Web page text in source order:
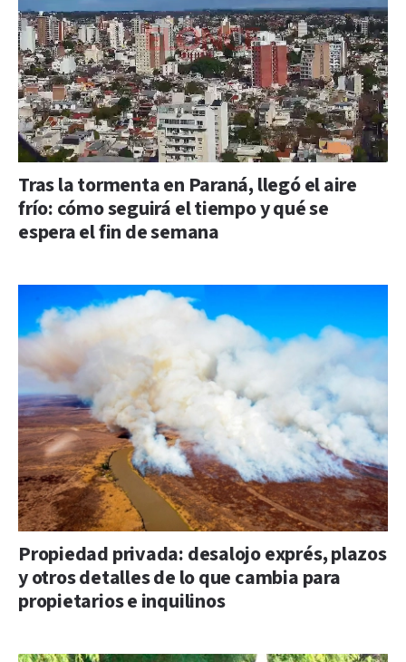
Tras la tormenta en Paraná, llegó el aire
frío: cómo seguirá el tiempo y qué se
espera el fin de semana
Propiedad privada: desalojo exprés, plazos
y otros detalles de lo que cambia para
propietarios e inquilinos